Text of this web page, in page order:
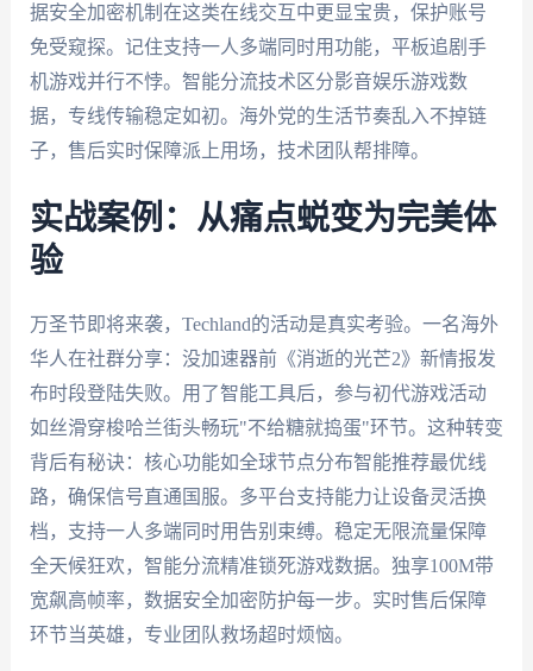
据安全加密机制在这类在线交互中更显宝贵，保护账号
免受窥探。记住支持一人多端同时用功能，平板追剧手
机游戏并行不悖。智能分流技术区分影音娱乐游戏数
据，专线传输稳定如初。海外党的生活节奏乱入不掉链
子，售后实时保障派上用场，技术团队帮排障。
实战案例：从痛点蜕变为完美体
验
万圣节即将来袭，Techland的活动是真实考验。一名海外
华人在社群分享：没加速器前《消逝的光芒2》新情报发
布时段登陆失败。用了智能工具后，参与初代游戏活动
如丝滑穿梭哈兰街头畅玩"不给糖就捣蛋"环节。这种转变
背后有秘诀：核心功能如全球节点分布智能推荐最优线
路，确保信号直通国服。多平台支持能力让设备灵活换
档，支持一人多端同时用告别束缚。稳定无限流量保障
全天候狂欢，智能分流精准锁死游戏数据。独享100M带
宽飙高帧率，数据安全加密防护每一步。实时售后保障
环节当英雄，专业团队救场超时烦恼。